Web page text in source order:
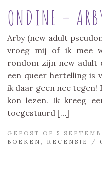
ONDINE –
Arby (new adult
vroeg mij of ik mee
rondom zijn new adult
een queer hertelling is
ik daar geen nee
kon lezen. Ik kreeg
toegestuurd […]
GEPOST OP 5
BOEKEN
RECENSIE /